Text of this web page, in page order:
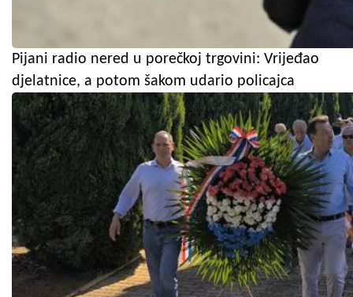
Pijani radio nered u porečkoj trgovini: Vrijeđao
djelatnice, a potom šakom udario policajca